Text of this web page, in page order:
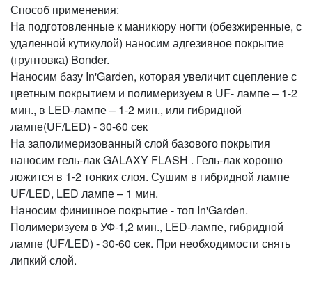
Способ применения:
На подготовленные к маникюру ногти (обезжиренные, с
удаленной кутикулой) наносим адгезивное покрытие
(грунтовка) Bonder.
Наносим базу In'Garden, которая увеличит сцепление с
цветным покрытием и полимеризуем в UF- лампе – 1-2
мин., в LED-лампе – 1-2 мин., или гибридной
лампе(UF/LED) - 30-60 сек
На заполимеризованный слой базового покрытия
наносим гель-лак GALAXY FLASH . Гель-лак хорошо
ложится в 1-2 тонких слоя. Сушим в гибридной лампе
UF/LED, LED лампе – 1 мин.
Наносим финишное покрытие - топ In'Garden.
Полимеризуем в УФ-1,2 мин., LED-лампе, гибридной
лампе (UF/LED) - 30-60 сек. При необходимости снять
липкий слой.